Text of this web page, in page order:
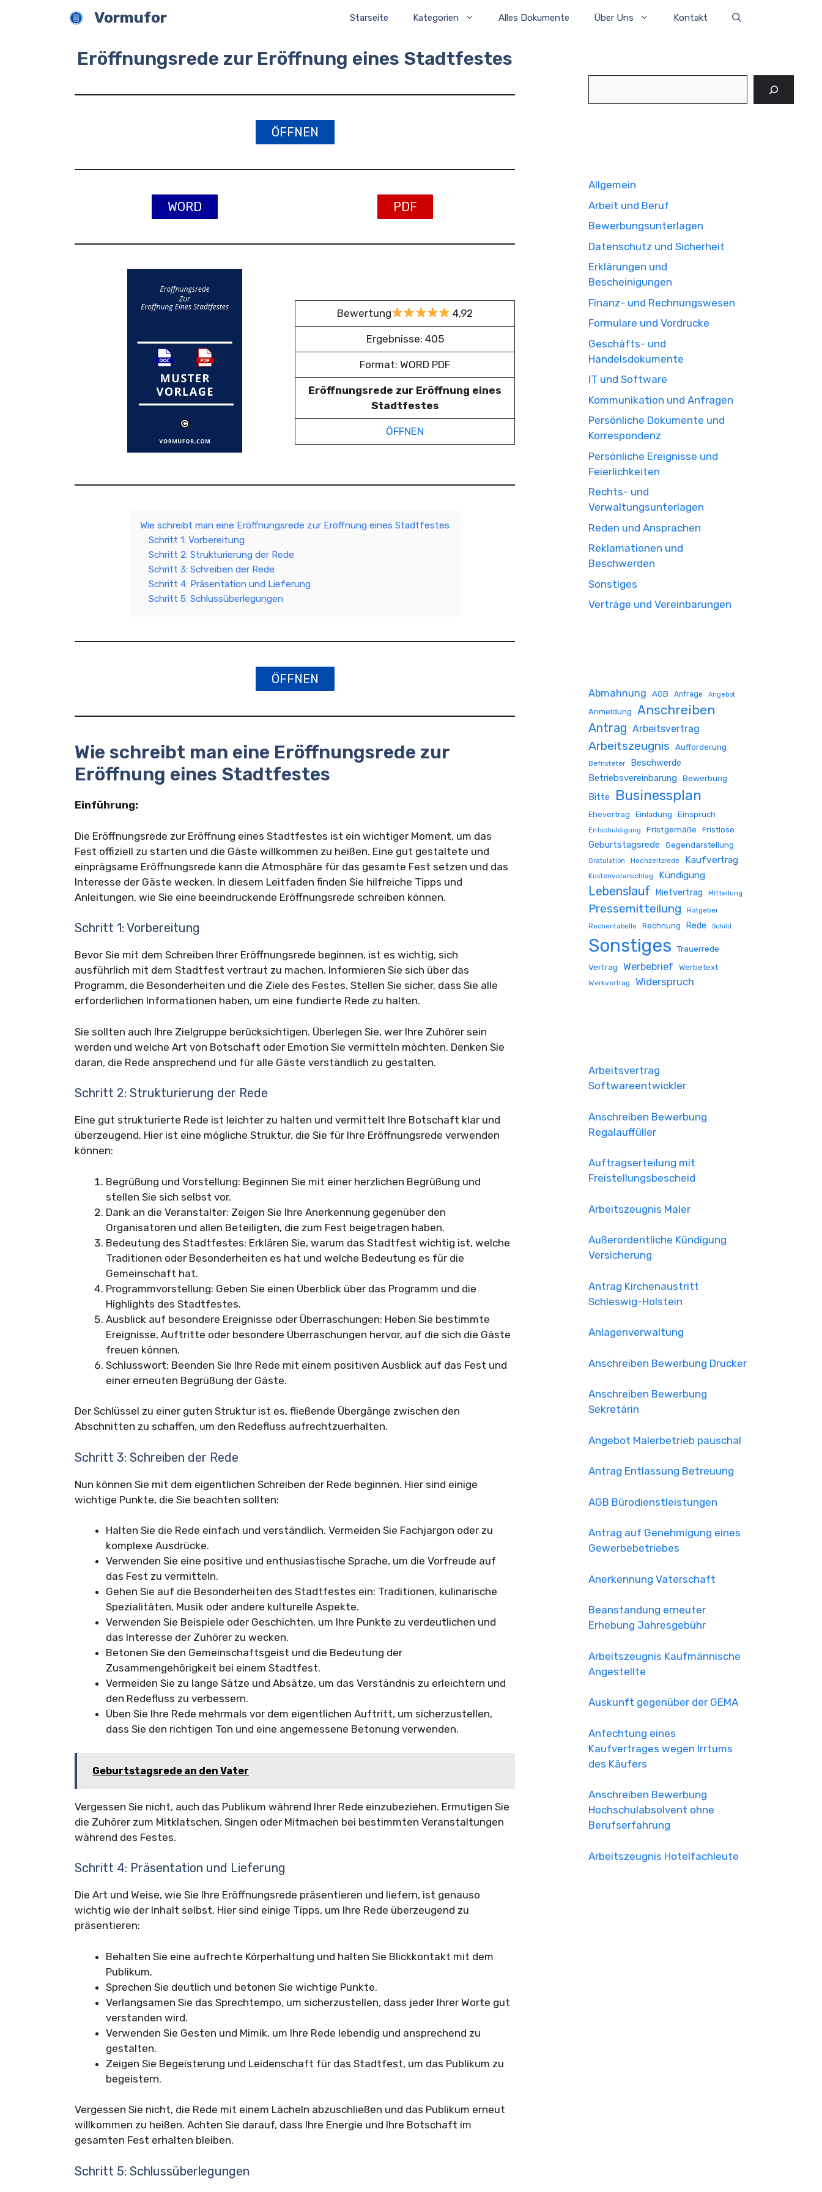
Vormufor Starseite Kategorien Alles Dokumente Über Uns Kontakt
Eröffnungsrede zur Eröffnung eines Stadtfestes
ÖFFNEN
WORD PDF
Bewertung 4,92
Ergebnisse: 405
Format: WORD PDF
Eröffnungsrede zur Eröffnung eines
Stadtfestes
ÖFFNEN
Wie schreibt man eine Eröffnungsrede zur Eröffnung eines Stadtfestes
Schritt 1: Vorbereitung
Schritt 2: Strukturierung der Rede
Schritt 3: Schreiben der Rede
Schritt 4: Präsentation und Lieferung
Schritt 5: Schlussüberlegungen
ÖFFNEN
Wie schreibt man eine Eröffnungsrede zur
Eröffnung eines Stadtfestes
Einführung:
Die Eröffnungsrede zur Eröffnung eines Stadtfestes ist ein wichtiger Moment, um das
Fest offiziell zu starten und die Gäste willkommen zu heißen. Eine gut gestaltete und
einprägsame Eröffnungsrede kann die Atmosphäre für das gesamte Fest setzen und das
Interesse der Gäste wecken. In diesem Leitfaden finden Sie hilfreiche Tipps und
Anleitungen, wie Sie eine beeindruckende Eröffnungsrede schreiben können.
Schritt 1: Vorbereitung
Bevor Sie mit dem Schreiben Ihrer Eröffnungsrede beginnen, ist es wichtig, sich
ausführlich mit dem Stadtfest vertraut zu machen. Informieren Sie sich über das
Programm, die Besonderheiten und die Ziele des Festes. Stellen Sie sicher, dass Sie alle
erforderlichen Informationen haben, um eine fundierte Rede zu halten.
Sie sollten auch Ihre Zielgruppe berücksichtigen. Überlegen Sie, wer Ihre Zuhörer sein
werden und welche Art von Botschaft oder Emotion Sie vermitteln möchten. Denken Sie
daran, die Rede ansprechend und für alle Gäste verständlich zu gestalten.
Schritt 2: Strukturierung der Rede
Eine gut strukturierte Rede ist leichter zu halten und vermittelt Ihre Botschaft klar und
überzeugend. Hier ist eine mögliche Struktur, die Sie für Ihre Eröffnungsrede verwenden
können:
Begrüßung und Vorstellung: Beginnen Sie mit einer herzlichen Begrüßung und
stellen Sie sich selbst vor.
Dank an die Veranstalter: Zeigen Sie Ihre Anerkennung gegenüber den
Organisatoren und allen Beteiligten, die zum Fest beigetragen haben.
Bedeutung des Stadtfestes: Erklären Sie, warum das Stadtfest wichtig ist, welche
Traditionen oder Besonderheiten es hat und welche Bedeutung es für die
Gemeinschaft hat.
Programmvorstellung: Geben Sie einen Überblick über das Programm und die
Highlights des Stadtfestes.
Ausblick auf besondere Ereignisse oder Überraschungen: Heben Sie bestimmte
Ereignisse, Auftritte oder besondere Überraschungen hervor, auf die sich die Gäste
freuen können.
Schlusswort: Beenden Sie Ihre Rede mit einem positiven Ausblick auf das Fest und
einer erneuten Begrüßung der Gäste.
Der Schlüssel zu einer guten Struktur ist es, fließende Übergänge zwischen den
Abschnitten zu schaffen, um den Redefluss aufrechtzuerhalten.
Schritt 3: Schreiben der Rede
Nun können Sie mit dem eigentlichen Schreiben der Rede beginnen. Hier sind einige
wichtige Punkte, die Sie beachten sollten:
Halten Sie die Rede einfach und verständlich. Vermeiden Sie Fachjargon oder zu
komplexe Ausdrücke.
Verwenden Sie eine positive und enthusiastische Sprache, um die Vorfreude auf
das Fest zu vermitteln.
Gehen Sie auf die Besonderheiten des Stadtfestes ein: Traditionen, kulinarische
Spezialitäten, Musik oder andere kulturelle Aspekte.
Verwenden Sie Beispiele oder Geschichten, um Ihre Punkte zu verdeutlichen und
das Interesse der Zuhörer zu wecken.
Betonen Sie den Gemeinschaftsgeist und die Bedeutung der
Zusammengehörigkeit bei einem Stadtfest.
Vermeiden Sie zu lange Sätze und Absätze, um das Verständnis zu erleichtern und
den Redefluss zu verbessern.
Üben Sie Ihre Rede mehrmals vor dem eigentlichen Auftritt, um sicherzustellen,
dass Sie den richtigen Ton und eine angemessene Betonung verwenden.
Geburtstagsrede an den Vater
Vergessen Sie nicht, auch das Publikum während Ihrer Rede einzubeziehen. Ermutigen Sie
die Zuhörer zum Mitklatschen, Singen oder Mitmachen bei bestimmten Veranstaltungen
während des Festes.
Schritt 4: Präsentation und Lieferung
Die Art und Weise, wie Sie Ihre Eröffnungsrede präsentieren und liefern, ist genauso
wichtig wie der Inhalt selbst. Hier sind einige Tipps, um Ihre Rede überzeugend zu
präsentieren:
Behalten Sie eine aufrechte Körperhaltung und halten Sie Blickkontakt mit dem
Publikum.
Sprechen Sie deutlich und betonen Sie wichtige Punkte.
Verlangsamen Sie das Sprechtempo, um sicherzustellen, dass jeder Ihrer Worte gut
verstanden wird.
Verwenden Sie Gesten und Mimik, um Ihre Rede lebendig und ansprechend zu
gestalten.
Zeigen Sie Begeisterung und Leidenschaft für das Stadtfest, um das Publikum zu
begeistern.
Vergessen Sie nicht, die Rede mit einem Lächeln abzuschließen und das Publikum erneut
willkommen zu heißen. Achten Sie darauf, dass Ihre Energie und Ihre Botschaft im
gesamten Fest erhalten bleiben.
Schritt 5: Schlussüberlegungen
Allgemein
Arbeit und Beruf
Bewerbungsunterlagen
Datenschutz und Sicherheit
Erklärungen und
Bescheinigungen
Finanz- und Rechnungswesen
Formulare und Vordrucke
Geschäfts- und
Handelsdokumente
IT und Software
Kommunikation und Anfragen
Persönliche Dokumente und
Korrespondenz
Persönliche Ereignisse und
Feierlichkeiten
Rechts- und
Verwaltungsunterlagen
Reden und Ansprachen
Reklamationen und
Beschwerden
Sonstiges
Verträge und Vereinbarungen
Abmahnung AGB Anfrage Angebot
Anmeldung Anschreiben
Antrag Arbeitsvertrag
Arbeitszeugnis Aufforderung
Befristeter
Beschwerde
Betriebsvereinbarung Bewerbung
Bitte Businessplan
Ehevertrag Einladung Einspruch
Entschuldigung Fristgemäße Fristlose
Geburtstagsrede Gegendarstellung
Gratulation Hochzeitsrede Kaufvertrag
Kostenvoranschlag Kündigung
Lebenslauf Mietvertrag Mitteilung
Pressemitteilung Ratgeber
Rechentabelle Rechnung Rede Schild
Sonstiges
Trauerrede
Vertrag
Werbebrief Werbetext
Werkvertrag Widerspruch
Arbeitsvertrag
Softwareentwickler
Anschreiben Bewerbung
Regalauffüller
Auftragserteilung mit
Freistellungsbescheid
Arbeitszeugnis Maler
Außerordentliche Kündigung
Versicherung
Antrag Kirchenaustritt
Schleswig-Holstein
Anlagenverwaltung
Anschreiben Bewerbung Drucker
Anschreiben Bewerbung
Sekretärin
Angebot Malerbetrieb pauschal
Antrag Entlassung Betreuung
AGB Bürodienstleistungen
Antrag auf Genehmigung eines
Gewerbebetriebes
Anerkennung Vaterschaft
Beanstandung erneuter
Erhebung Jahresgebühr
Arbeitszeugnis Kaufmännische
Angestellte
Auskunft gegenüber der GEMA
Anfechtung eines
Kaufvertrages wegen Irrtums
des Käufers
Anschreiben Bewerbung
Hochschulabsolvent ohne
Berufserfahrung
Arbeitszeugnis Hotelfachleute